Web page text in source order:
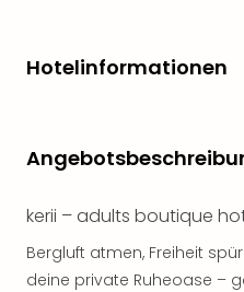
Hotelinformationen
kerii – adults boutique
Bergluft atmen, Freiheit
deine private Ruheoase –